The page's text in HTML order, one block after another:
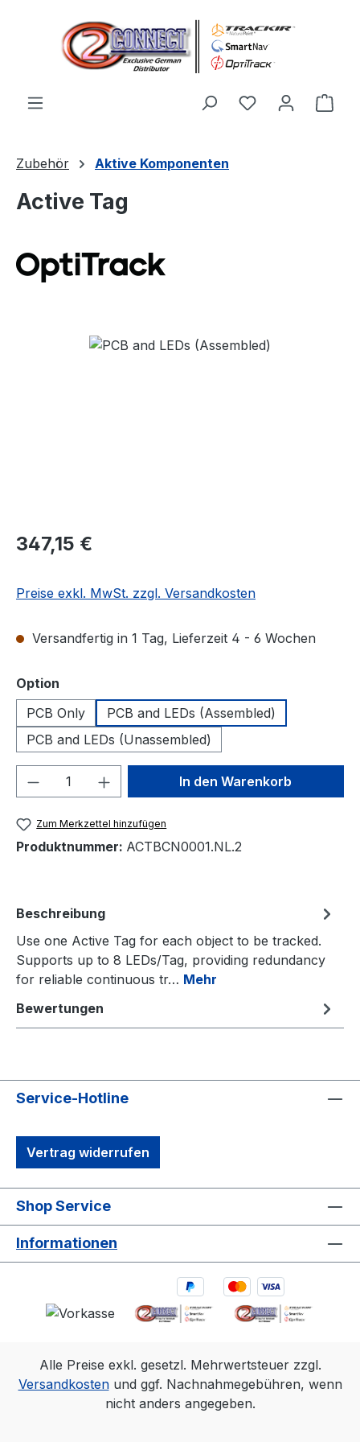
Zum Hauptinhalt springen
Du hast 0
Zubehör Aktive Komponenten
Active Tag
Bildergalerie überspringen
Regulärer Preis:
347,15 €
Preise exkl. MwSt. zzgl. Versandkosten
Versandfertig in 1 Tag, Lieferzeit 4 - 6 Wochen
Option
PCB Only
PCB and LEDs (Assembled)
PCB and LEDs (Unassembled)
Produkt Anzahl: Gib denIn den Warenkorb
Zum Merkzettel hinzufügen
Produktnummer: ACTBCN0001.NL.2
Beschreibung
Use one Active Tag for each object to be tracked.
Supports up to 8 LEDs/Tag, providing redundancy
for reliable continuous tr… Mehr
Bewertungen
Service-Hotline
Vertrag widerrufen
Shop Service
Informationen
Alle Preise exkl. gesetzl. Mehrwertsteuer zzgl.
Versandkostenund ggf. Nachnahmegebühren, wenn
nicht anders angegeben.